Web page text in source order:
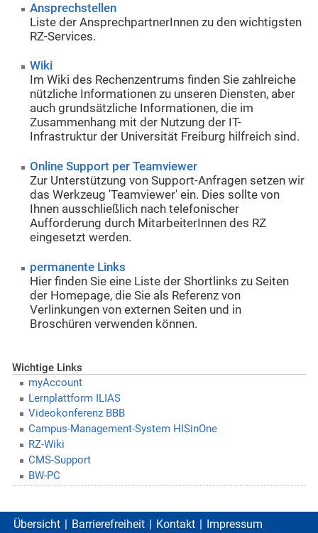
Ansprechstellen
Liste der AnsprechpartnerInnen zu den wichtigsten
RZ-Services.
Wiki
Im Wiki des Rechenzentrums finden Sie zahlreiche
nützliche Informationen zu unseren Diensten, aber
auch grundsätzliche Informationen, die im
Zusammenhang mit der Nutzung der IT-
Infrastruktur der Universität Freiburg hilfreich sind.
Online Support per Teamviewer
Zur Unterstützung von Support-Anfragen setzen wir
das Werkzeug 'Teamviewer' ein. Dies sollte von
Ihnen ausschließlich nach telefonischer
Aufforderung durch MitarbeiterInnen des RZ
eingesetzt werden.
permanente Links
Hier finden Sie eine Liste der Shortlinks zu Seiten
der Homepage, die Sie als Referenz von
Verlinkungen von externen Seiten und in
Broschüren verwenden können.
Wichtige Links
myAccount
Lernplattform ILIAS
Videokonferenz BBB
Campus-Management-System HISinOne
RZ-Wiki
CMS-Support
BW-PC
Übersicht Barrierefreiheit Kontakt
Impressum